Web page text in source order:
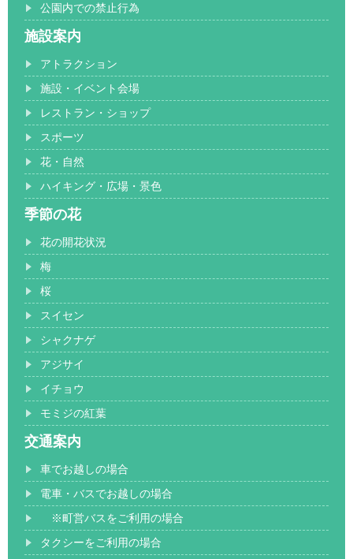
公園内での禁止行為
施設案内
アトラクション
施設・イベント会場
レストラン・ショップ
スポーツ
花・自然
ハイキング・広場・景色
季節の花
花の開花状況
梅
桜
スイセン
シャクナゲ
アジサイ
イチョウ
モミジの紅葉
交通案内
車でお越しの場合
電車・バスでお越しの場合
※町営バスをご利用の場合
タクシーをご利用の場合